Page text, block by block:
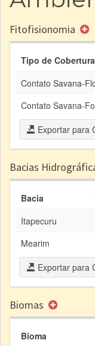
Fitofisionomia
Tipo de
Contato Savana-
Contato Savana-
Exportar para
Bacias
Bacia
Itapecuru
Mearim
Exportar para
Biomas
Bioma